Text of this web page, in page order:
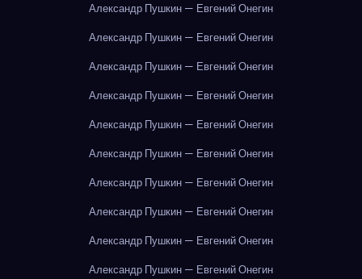
Александр Пушкин — Евгений Онегин
Александр Пушкин — Евгений Онегин
Александр Пушкин — Евгений Онегин
Александр Пушкин — Евгений Онегин
Александр Пушкин — Евгений Онегин
Александр Пушкин — Евгений Онегин
Александр Пушкин — Евгений Онегин
Александр Пушкин — Евгений Онегин
Александр Пушкин — Евгений Онегин
Александр Пушкин — Евгений Онегин